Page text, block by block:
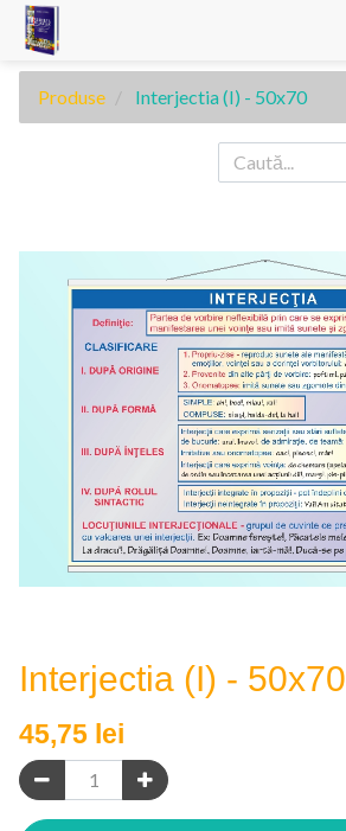
Produse Interjectia (I) - 50x70
Interjectia (I) - 50x70
45,75 lei